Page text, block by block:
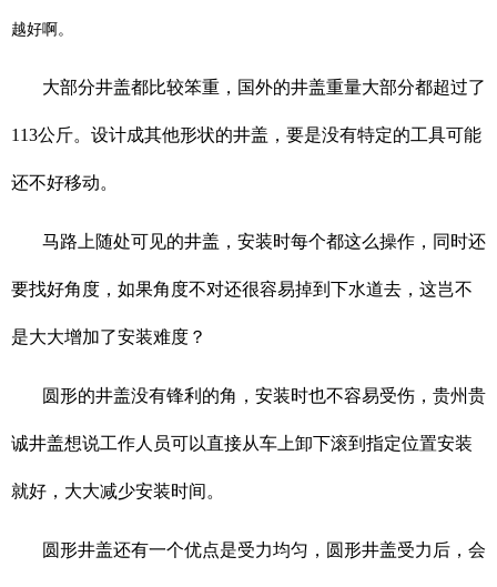
越好啊。
大部分井盖都比较笨重，国外的井盖重量大部分都超过了
113公斤。设计成其他形状的井盖，要是没有特定的工具可能
还不好移动。
马路上随处可见的井盖，安装时每个都这么操作，同时还
要找好角度，如果角度不对还很容易掉到下水道去，这岂不
是大大增加了安装难度？
圆形的井盖没有锋利的角，安装时也不容易受伤，贵州贵
诚井盖想说工作人员可以直接从车上卸下滚到指定位置安装
就好，大大减少安装时间。
圆形井盖还有一个优点是受力均匀，圆形井盖受力后，会